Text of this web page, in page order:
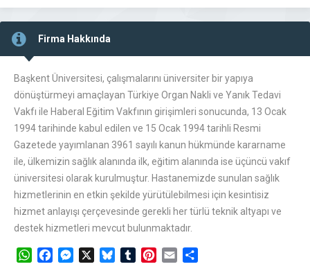
Firma Hakkında
Başkent Üniversitesi, çalışmalarını üniversiter bir yapıya
dönüştürmeyi amaçlayan Türkiye Organ Nakli ve Yanık Tedavi
Vakfı ile Haberal Eğitim Vakfının girişimleri sonucunda, 13 Ocak
1994 tarihinde kabul edilen ve 15 Ocak 1994 tarihli Resmi
Gazetede yayımlanan 3961 sayılı kanun hükmünde kararname
ile, ülkemizin sağlık alanında ilk, eğitim alanında ise üçüncü vakıf
üniversitesi olarak kurulmuştur. Hastanemizde sunulan sağlık
hizmetlerinin en etkin şekilde yürütülebilmesi için kesintisiz
hizmet anlayışı çerçevesinde gerekli her türlü teknik altyapı ve
destek hizmetleri mevcut bulunmaktadır.
WhatsAppFacebookMessengerBlueskyTumblrPinterest
Email